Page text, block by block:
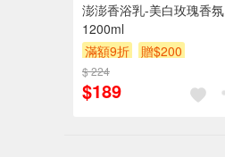
澎澎香浴乳-美白玫瑰香氛
1200ml
滿額9折
贈$200
$ 224
$189